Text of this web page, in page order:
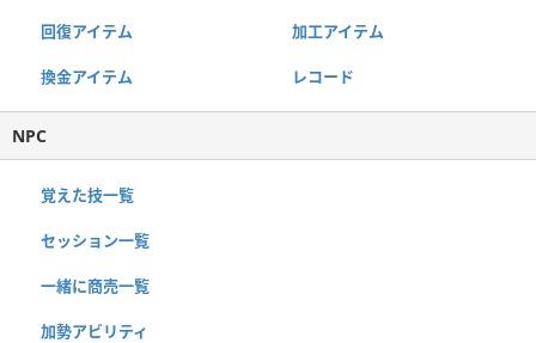
回復アイテム 加工アイテム
換金アイテム レコード
NPC
覚えた技一覧
セッション一覧
一緒に商売一覧
加勢アビリティ